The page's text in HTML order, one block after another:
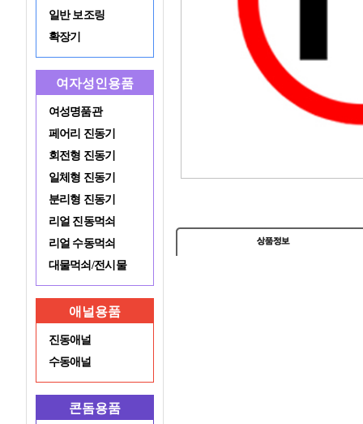
일반 보조링
확장기
여자성인용품
여성명품관
페어리 진동기
회전형 진동기
일체형 진동기
분리형 진동기
리얼 진동먹쇠
리얼 수동먹쇠
대물먹쇠/전시물
애널용품
진동애널
수동애널
콘돔용품